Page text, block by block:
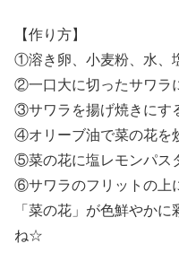
【作り方】
①溶き卵、小麦粉、水、
②一口大に切ったサワラ
③サワラを揚げ焼きにす
④オリーブ油で菜の花を
⑤菜の花に塩レモンパス
⑥サワラのフリットの上
「菜の花」が色鮮やか
ね☆